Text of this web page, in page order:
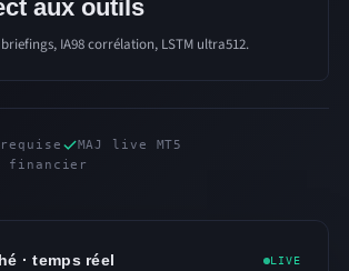
aux outils
briefings, IA98 corrélation, LSTM ultra512.
MAJ live MT5
financier
· temps réel LIVE